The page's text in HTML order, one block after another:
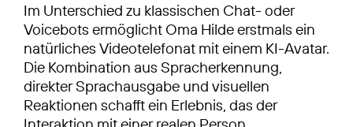
Im Unterschied zu klassischen Chat- oder
Voicebots ermöglicht Oma Hilde erstmals ein
natürliches Videotelefonat mit einem KI-Avatar.
Die Kombination aus Spracherkennung,
direkter Sprachausgabe und visuellen
Reaktionen schafft ein Erlebnis, das der